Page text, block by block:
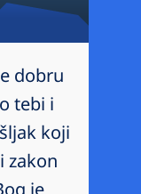
dobru
tebi i
koji
zakon
je